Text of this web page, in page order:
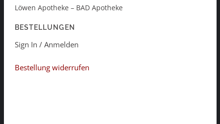
Löwen Apotheke – BAD Apotheke
BESTELLUNGEN
Sign In / Anmelden
Bestellung widerrufen